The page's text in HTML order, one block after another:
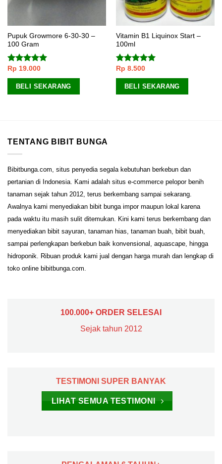
Pupuk Growmore 6-30-30 –
100 Gram
Dinilai5.00
dari 5
Rp 19.000
BELI SEKARANG
Vitamin B1 Liquinox Start –
100ml
Dinilai5.00
dari 5
Rp 8.500
BELI SEKARANG
TENTANG BIBIT BUNGA
Bibitbunga.com, situs penyedia segala kebutuhan berkebun dan
pertanian di Indonesia. Kami adalah situs e-commerce pelopor benih
tanaman sejak tahun 2012, terus berkembang sampai sekarang.
Awalnya kami menyediakan bibit bunga impor maupun lokal karena
pada waktu itu masih sulit ditemukan. Kini kami terus berkembang dan
menyediakan bibit sayuran, tanaman hias, tanaman buah, bibit buah,
sampai perlengkapan berkebun baik konvensional, aquascape, hingga
hidroponik. Ribuan produk kami jual dengan harga murah dan lengkap di
toko online bibitbunga.com.
100.000+ ORDER SELESAI
Sejak tahun 2012
TESTIMONI SUPER BANYAK
LIHAT SEMUA TESTIMONI